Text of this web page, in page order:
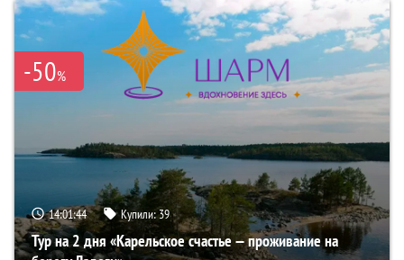
-50%
14:01:43 Купили:39
Тур на 2 дня «Карельское счастье — проживание на